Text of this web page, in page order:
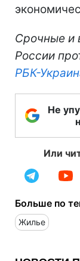
Срочные и
России
РБК-
Не
Или
Больше по
Жилье